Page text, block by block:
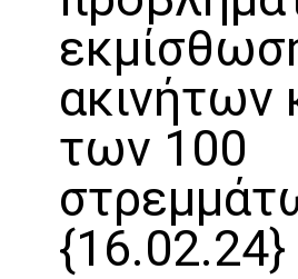
ακινήτων
των 100
{16.02.24}